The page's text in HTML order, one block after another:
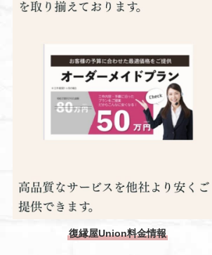
復縁屋Union料金情報